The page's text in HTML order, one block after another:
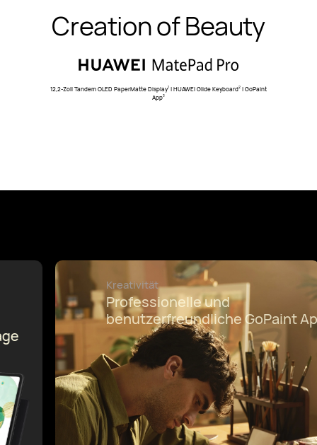
Creation of Beauty
12,2-Zoll Tandem OLED PaperMatte Display1 | HUAWEI Glide Keyboard2 | GoPaint
App3
Innovatives Goldseide-Design4